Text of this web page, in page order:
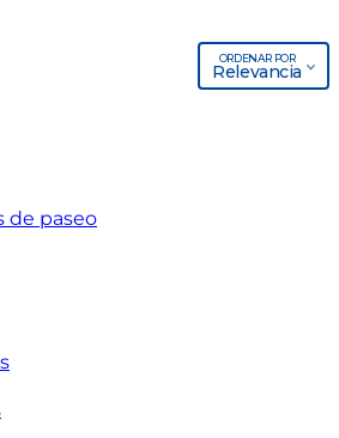
ORDENAR POR
Relevancia